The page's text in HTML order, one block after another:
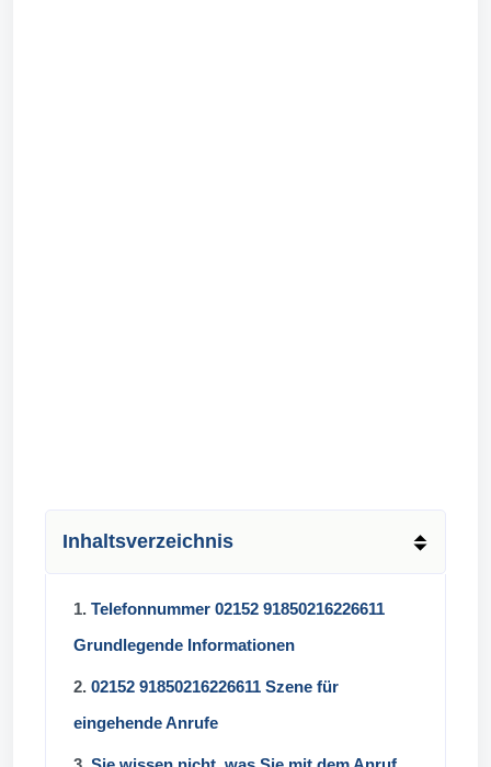
Inhaltsverzeichnis
1. Telefonnummer 02152 91850216226611
Grundlegende Informationen
2. 02152 91850216226611 Szene für
eingehende Anrufe